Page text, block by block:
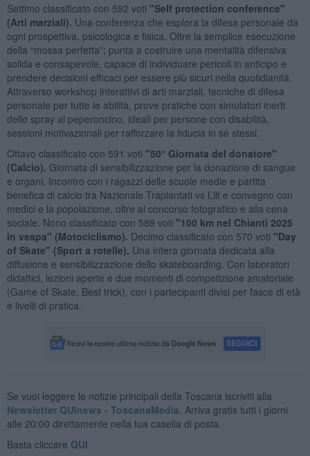
Settimo classificato con 592 voti "Self protection conference"
(Arti marziali). Una conferenza che esplora la difesa personale da
ogni prospettiva, psicologica e fisica. Oltre la semplice esecuzione
della “mossa perfetta”; punta a costruire una mentalità difensiva
solida e consapevole, capace di individuare pericoli in anticipo e
prendere decisioni efficaci per essere più sicuri nella quotidianità.
Attraverso workshop interattivi di arti marziali, tecniche di difesa
personale per tutte le abilità, prove pratiche con simulatori inerti
dello spray al peperoncino, ideali per persone con disabilità,
sessioni motivazionali per rafforzare la fiducia in sé stessi.
Ottavo classificato con 591 voti "50° Giornata del donatore"
(Calcio). Giornata di sensibilizzazione per la donazione di sangue
e organi. Incontro con i ragazzi delle scuole medie e partita
benefica di calcio tra Nazionale Trapiantati vs Lilt e convegno con
medici e la popolazione, oltre al concorso fotografico e alla cena
sociale. Nono classificato con 589 voti "100 km nel Chianti 2025
in vespa" (Motociclismo). Decimo classificato con 570 voti "Day
of Skate" (Sport a rotelle). Una intera giornata dedicata alla
diffusione e sensibilizzazione dello skateboarding. Con laboratori
didattici, lezioni aperte e due momenti di competizione amatoriale
(Game of Skate, Best trick), con i partecipanti divisi per fasce di età
e livelli di pratica.
Se vuoi leggere le notizie principali della Toscana iscriviti alla
Newsletter QUInews - ToscanaMedia. Arriva gratis tutti i giorni
alle 20:00 direttamente nella tua casella di posta.
Basta cliccare QUI